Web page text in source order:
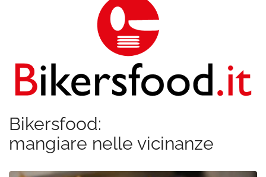
Bikersfood:
mangiare nelle vicinanze